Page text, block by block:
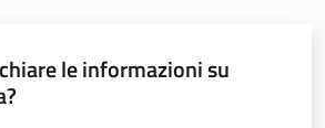
le informazioni su